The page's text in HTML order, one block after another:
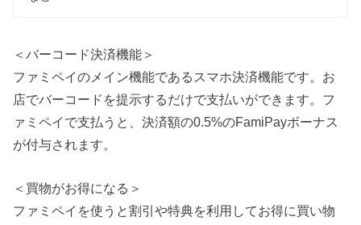
＜バーコード決済機能＞
ファミペイのメイン機能であるスマホ決済機能です。お
店でバーコードを提示するだけで支払いができます。フ
ァミペイで支払うと、決済額の0.5%のFamiPayボーナス
が付与されます。
＜買物がお得になる＞
ファミペイを使うと割引や特典を利用してお得に買い物